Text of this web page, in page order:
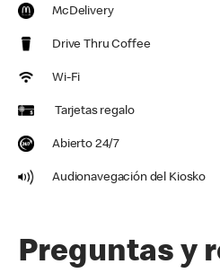
McDelivery
Drive Thru Coffee
Wi-Fi
Tarjetas regalo
Abierto 24/7
Audionavegación del Kiosko
Preguntas y